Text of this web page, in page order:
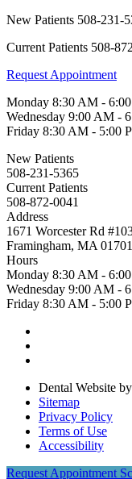
New Patients 508-231-
Current Patients 508-
Request Appointment
Monday 8:30 AM -
Wednesday 9:00 AM -
Friday 8:30 AM - 5:00
New Patients
508-231-5365
Current Patients
508-872-0041
Address
1671 Worcester Rd
Framingham, MA 01701
Hours
Monday 8:30 AM -
Wednesday 9:00 AM -
Friday 8:30 AM - 5:00
Dental Website by
Sitemap
Privacy Policy
Terms of Use
Accessibility
Request Appointment